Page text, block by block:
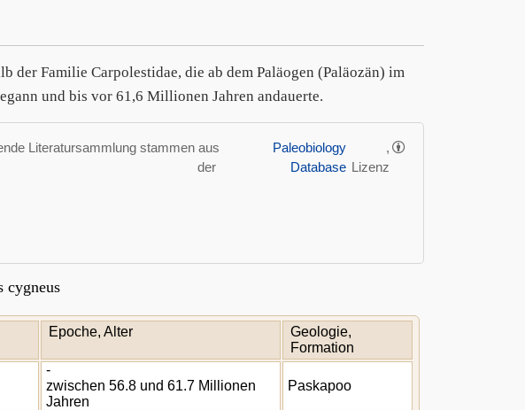
der Familie Carpolestidae, die ab dem Paläogen (Paläozän) im
und bis vor 61,6 Millionen Jahren andauerte.
Literatursammlung stammen aus
der
Paleobiology
Database
,
Lizenz
cygneus
Epoche, Alter
Geologie,
Formation
-
zwischen 56.8 und 61.7 Millionen
Jahren
Paskapoo